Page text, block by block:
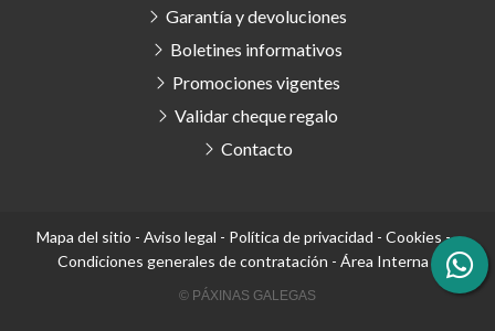
Garantía y devoluciones
Boletines informativos
Promociones vigentes
Validar cheque regalo
Contacto
Mapa del sitio - Aviso legal - Política de privacidad - Cookies-
Condiciones generales de contratación - Área Interna
© PÁXINAS GALEGAS